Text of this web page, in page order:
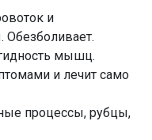
и
Обезболивает.
мышц.
и лечит само
процессы, рубцы,